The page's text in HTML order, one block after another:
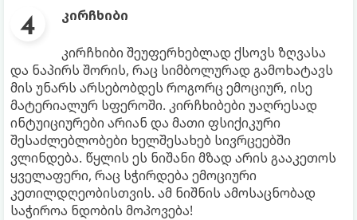
კირჩხიბი
კირჩხიბი შეუფერხებლად ქსოვს ზღვასა
და ნაპირს შორის, რაც სიმბოლურად გამოხატავს
მის უნარს არსებობდეს როგორც ემოციურ, ისე
მატერიალურ სფეროში. კირჩხიბები უაღრესად
ინტუიციურები არიან და მათი ფსიქიკური
შესაძლებლობები ხელშესახებ სივრცეებში
ვლინდება. წყლის ეს ნიშანი მზად არის გააკეთოს
ყველაფერი, რაც სჭირდება ემოციური
კეთილდღეობისთვის. ამ ნიშნის ამოსაცნობად
საჭიროა ნდობის მოპოვება!